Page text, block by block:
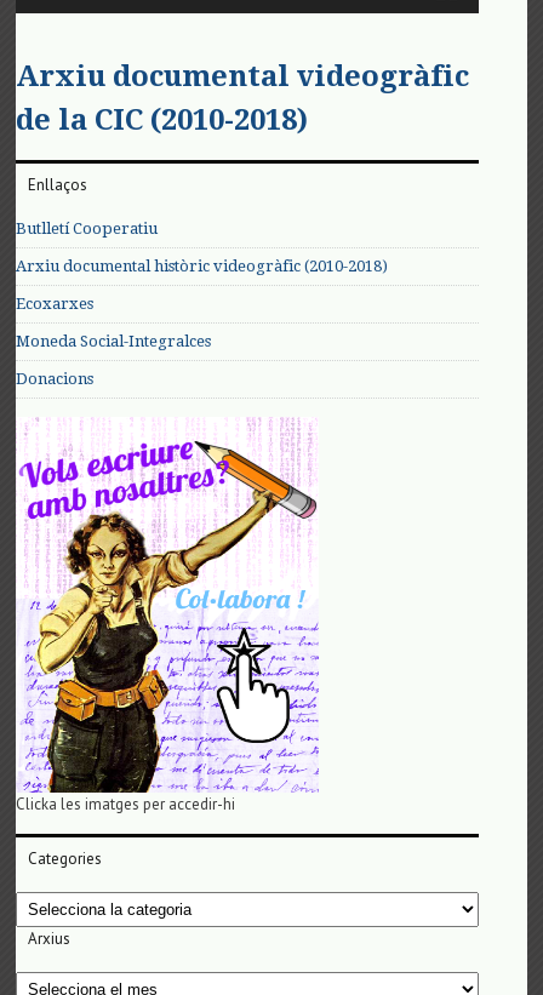
Arxiu documental videogràfic
de la CIC (2010-2018)
Enllaços
Butlletí Cooperatiu
Arxiu documental històric videogràfic (2010-2018)
Ecoxarxes
Moneda Social-Integralces
Donacions
Clicka les imatges per accedir-hi
Categories
Categories
Arxius
Arxius